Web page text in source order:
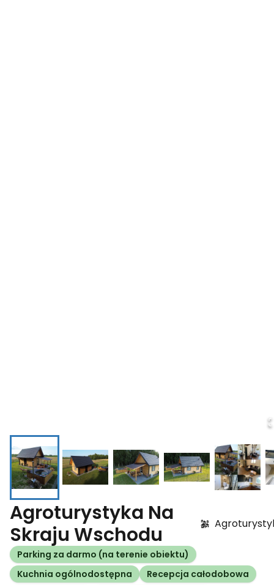
Agroturystyka Na
Skraju Wschodu
Parking za darmo (na terenie obiektu)
Kuchnia ogólnodostępna
Recepcja całodobowa